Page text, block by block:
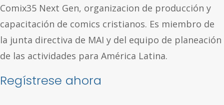
Comix35 Next Gen, organizacion de producción y
capacitación de comics cristianos. Es miembro de
la junta directiva de MAI y del equipo de planeación
de las actividades para América Latina.
Regístrese ahora